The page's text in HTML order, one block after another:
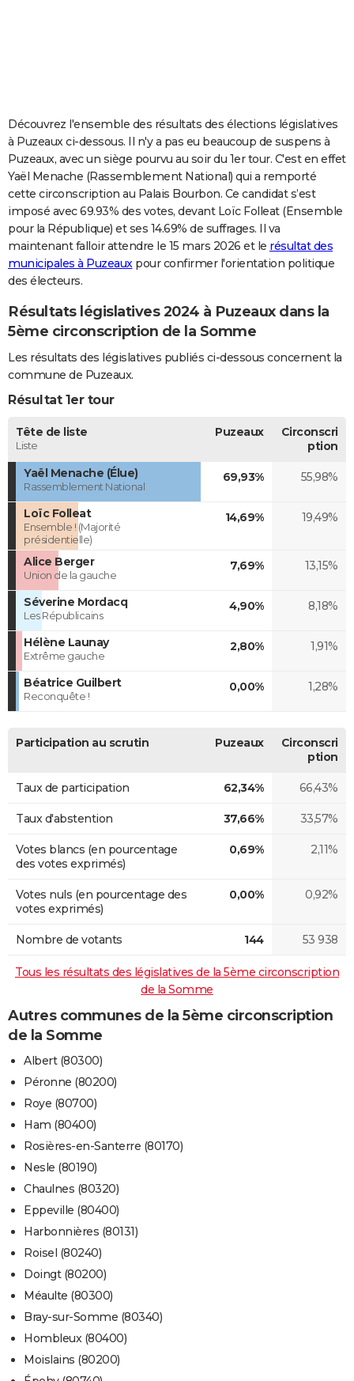
Carte de Noël
Carte Bonne année
Carte Saint-Valentin
Carte Pâques
Carte d'anniversaire
DICTIONNAIRE
Dictionnaire
Biographies
Citations
Expressions
Proverbes
PROGRAMME TV
COPAINS D'AVANT
S'inscrire
Se connecter
Lycées
Collèges
Primaires
Universités
Entreprises
Service militaire
Avis de recherche
AVIS DE DÉCÈS
FORUM
Bricolage
Lifestyle
Culture
Sport
Auto
Television
Voyage
Cinema
Découvrez l'ensemble des résultats des élections législatives
à Puzeaux ci-dessous. Il n'y a pas eu beaucoup de suspens à
Puzeaux, avec un siège pourvu au soir du 1er tour. C'est en effet
Yaël Menache (Rassemblement National) qui a remporté
cette circonscription au Palais Bourbon. Ce candidat s’est
imposé avec 69.93% des votes, devant Loïc Folleat (Ensemble
pour la République) et ses 14.69% de suffrages. Il va
maintenant falloir attendre le 15 mars 2026 et le résultat des
municipales à Puzeauxpour confirmer l'orientation politique
des électeurs.
Résultats législatives 2024 à Puzeaux dans la
5ème circonscription de la Somme
Les résultats des législatives publiés ci-dessous concernent la
commune de Puzeaux.
Résultat 1er tour
Tête de liste
Liste
Puzeaux
Circonscri
ption
Yaël Menache (Élue)
Rassemblement National
69,93% 55,98%
Loïc Folleat
Ensemble ! (Majorité
présidentielle)
14,69% 19,49%
Alice Berger
Union de la gauche
7,69% 13,15%
Séverine Mordacq
Les Républicains
4,90% 8,18%
Hélène Launay
Extrême gauche
2,80% 1,91%
Béatrice Guilbert
Reconquête !
0,00% 1,28%
Participation au scrutin Puzeaux
Circonscri
ption
Taux de participation 62,34% 66,43%
Taux d'abstention 37,66% 33,57%
Votes blancs (en pourcentage
des votes exprimés)
0,69% 2,11%
Votes nuls (en pourcentage des
votes exprimés)
0,00% 0,92%
Nombre de votants 144 53 938
Tous les résultats des législatives de la 5ème circonscription
de la Somme
Autres communes de la 5ème circonscription
de la Somme
Albert (80300)
Péronne (80200)
Roye (80700)
Ham (80400)
Rosières-en-Santerre (80170)
Nesle (80190)
Chaulnes (80320)
Eppeville (80400)
Harbonnières (80131)
Roisel (80240)
Doingt (80200)
Méaulte (80300)
Bray-sur-Somme (80340)
Hombleux (80400)
Moislains (80200)